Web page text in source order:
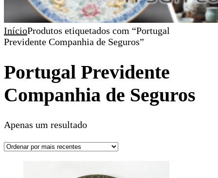
InícioProdutos etiquetados com “Portugal
Previdente Companhia de Seguros”
Portugal Previdente
Companhia de Seguros
Apenas um resultado